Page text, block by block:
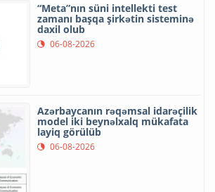
“Meta”nın süni intellekti test
zamanı başqa şirkətin sisteminə
daxil olub
06-08-2026
Azərbaycanın rəqəmsal idarəçilik
model iki beynəlxalq mükafata
layiq görülüb
06-08-2026